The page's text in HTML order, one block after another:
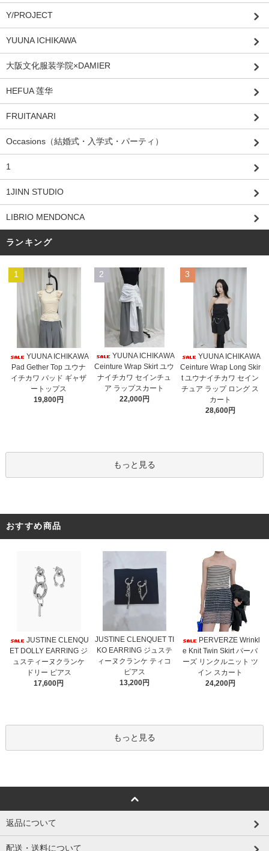
Y/PROJECT
YUUNA ICHIKAWA
大阪文化服装学院×DAMIER
HEFUA 莲华
FRUITANARI
Occasions（結婚式・入学式・パーティ）
1
1JINN STUDIO
LIBRIO MENDONCA
ランキング
1
YUUNA ICHIKAWA
Pad Gether Top ユウナ
イチカワ パッド ギャザ
ートップス
19,800円
2
YUUNA ICHIKAWA
Ceinture Wrap Skirt ユウ
ナイチカワ セインチュ
ア ラップスカート
22,000円
3
YUUNA ICHIKAWA
Ceinture Wrap Long Skir
t ユウナイチカワ セイン
チュア ラップ ロング ス
カート
28,600円
もっと見る
おすすめ商品
JUSTINE CLENQU
ET DOLLY EARRING ジ
ュスティーヌクランケ
ドリー ピアス
17,600円
JUSTINE CLENQUET TI
KO EARRING ジュステ
ィーヌクランケ ティコ
ピアス
13,200円
PERVERZE Wrinkl
e Knit Twin Skirt パーバ
ーズ リンクルニット ツ
イン スカート
24,200円
もっと見る
返品について
配送・送料について